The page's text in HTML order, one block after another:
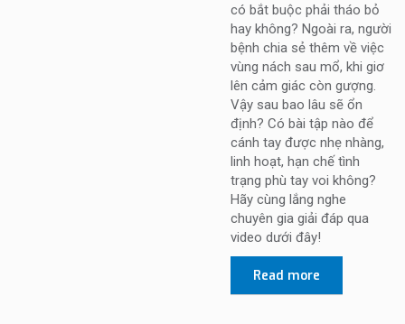
có bắt buộc phải tháo bỏ
hay không? Ngoài ra, người
bệnh chia sẻ thêm về việc
vùng nách sau mổ, khi giơ
lên cảm giác còn gượng.
Vậy sau bao lâu sẽ ổn
định? Có bài tập nào để
cánh tay được nhẹ nhàng,
linh hoạt, hạn chế tình
trạng phù tay voi không?
Hãy cùng lắng nghe
chuyên gia giải đáp qua
video dưới đây!
Read more